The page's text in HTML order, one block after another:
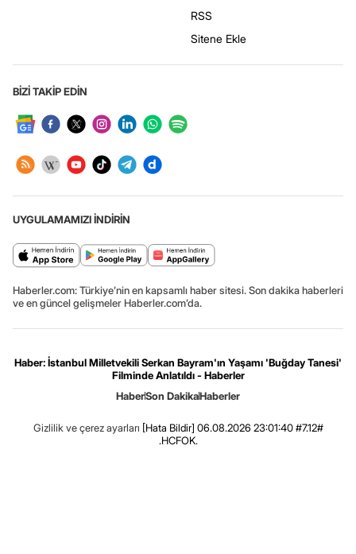
RSS
Sitene Ekle
BİZİ TAKİP EDİN
UYGULAMAMIZI İNDİRİN
Haberler.com: Türkiye’nin en kapsamlı haber sitesi. Son dakika haberleri
ve en güncel gelişmeler Haberler.com’da.
Haber: İstanbul Milletvekili Serkan Bayram'ın Yaşamı 'Buğday Tanesi'
Filminde Anlatıldı - Haberler
HaberSon DakikaHaberler
Gizlilik ve çerez ayarları [Hata Bildir] 06.08.2026 23:01:40 #7.12#
.HCFOK.